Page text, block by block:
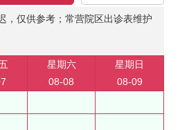
，仅供参考；常营院区出诊表维护
星期六
08-08
星期日
08-09